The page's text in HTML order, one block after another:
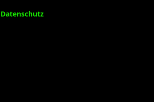
Datenschutz